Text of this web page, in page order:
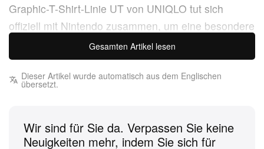
Graphic-T-Shirt-Linie UT von UNIQLO tut sich
offiziell mit Nintendo zusammen, um eine besondere
Kollektion zu launchen. Sie
zelebriert die Highspeed-Action, das kreative Chaos
der Items und den beliebten Charakter-Cast der
Kleiderschrank. Ob Gaming-Veteran, der den ersten
Platz verteidigt, oder neuer Fan der Reihe: Dieser
Gesamten Artikel lesen
Dieser Artikel wurde automatisch aus dem Englischen
übersetzt.
Wir sind für Sie da. Verpassen Sie keine
Neuigkeiten mehr, indem Sie sich für